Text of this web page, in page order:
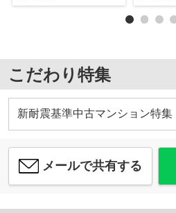
こだわり特集
新耐震基準中古マンション特集
メールで共有する